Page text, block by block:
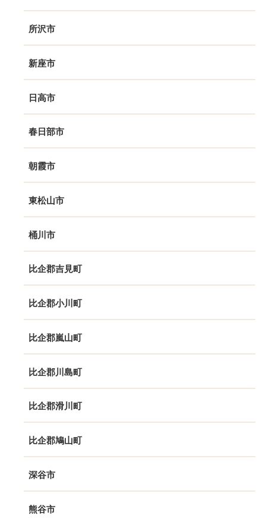
所沢市
新座市
日高市
春日部市
朝霞市
東松山市
桶川市
比企郡吉見町
比企郡小川町
比企郡嵐山町
比企郡川島町
比企郡滑川町
比企郡鳩山町
深谷市
熊谷市